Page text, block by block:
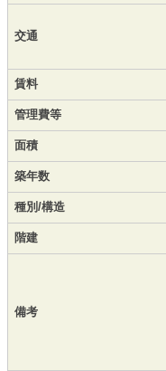
交通
賃料
管理費等
面積
築年数
種別/構造
階建
備考